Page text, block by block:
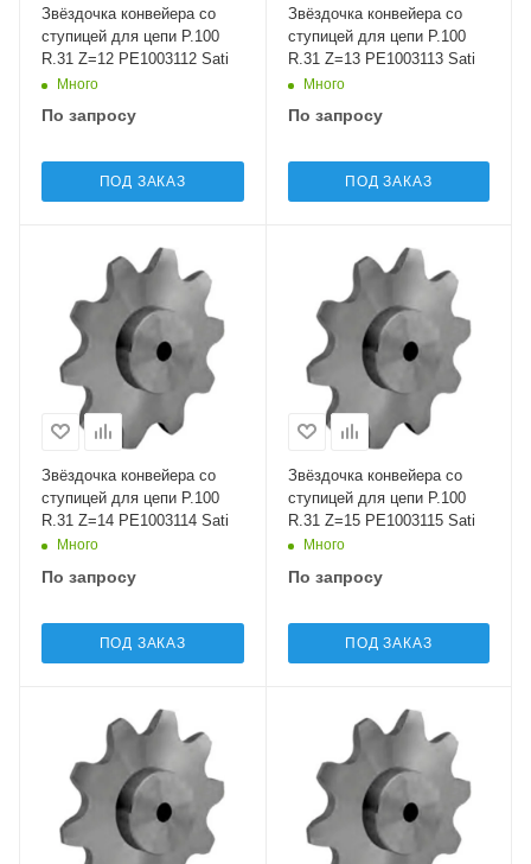
Звёздочка конвейера со
ступицей для цепи P.100
R.31 Z=12 PE1003112 Sati
Много
По запросу
ПОД ЗАКАЗ
Звёздочка конвейера со
ступицей для цепи P.100
R.31 Z=13 PE1003113 Sati
Много
По запросу
ПОД ЗАКАЗ
Звёздочка конвейера со
ступицей для цепи P.100
R.31 Z=14 PE1003114 Sati
Много
По запросу
ПОД ЗАКАЗ
Звёздочка конвейера со
ступицей для цепи P.100
R.31 Z=15 PE1003115 Sati
Много
По запросу
ПОД ЗАКАЗ